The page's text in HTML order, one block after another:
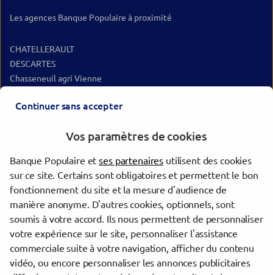
Les agences Banque Populaire à proximité
CHATELLERAULT
DESCARTES
Chasseneuil agri Vienne
RICHELIEU
POITIERS KENNEDY
Les agences Banque Populaire dans les villes à proximité
Châtellerault
Poitiers
Trouver une agence Banque Populaire
Vienne
Continuer sans accepter
Vos paramètres de cookies
Banque Populaire etses partenaires utilisent des cookies
sur ce site. Certains sont obligatoires et permettent le bon
fonctionnement du site et la mesure d'audience de
manière anonyme. D'autres cookies, optionnels, sont
soumis à votre accord. Ils nous permettent de personnaliser
votre expérience sur le site, personnaliser l'assistance
commerciale suite à votre navigation, afficher du contenu
vidéo, ou encore personnaliser les annonces publicitaires